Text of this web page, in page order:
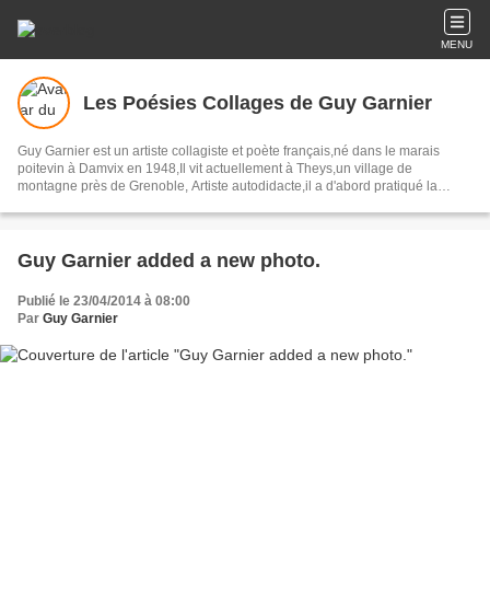
MENU
Les Poésies Collages de Guy Garnier
Guy Garnier est un artiste collagiste et poète français,né dans le marais
poitevin à Damvix en 1948,Il vit actuellement à Theys,un village de
montagne près de Grenoble, Artiste autodidacte,il a d'abord pratiqué la
sortis de sa boîte à lettres,prospectus et feuilles de magazines,
Guy Garnier added a new photo.
Publié le 23/04/2014 à 08:00
Par Guy Garnier